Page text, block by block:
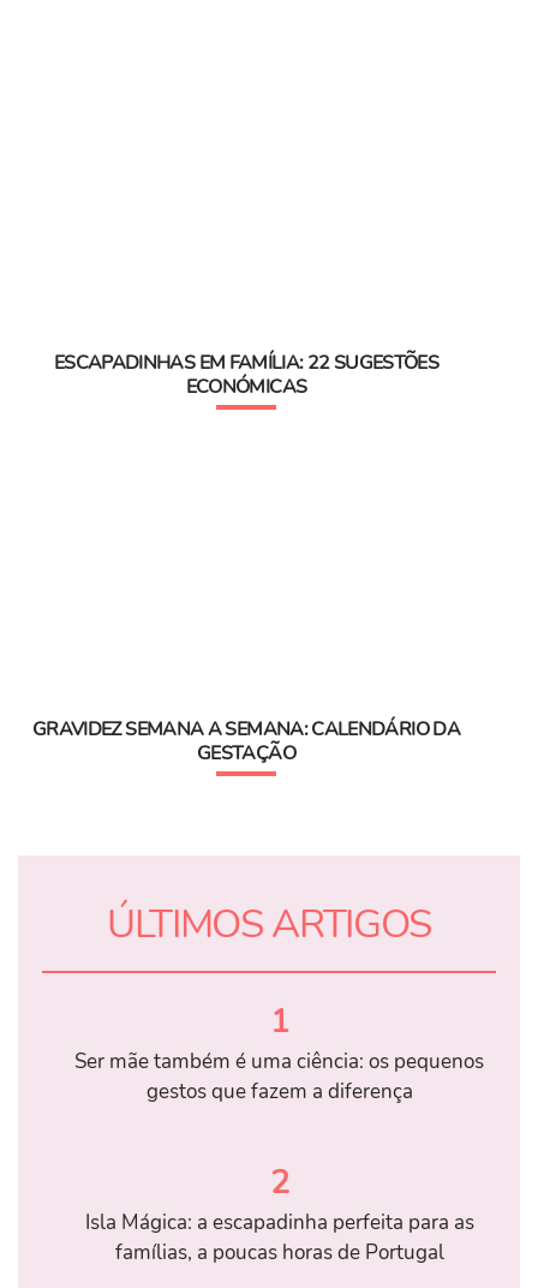
ESCAPADINHAS EM FAMÍLIA: 22 SUGESTÕES
ECONÓMICAS
GRAVIDEZ SEMANA A SEMANA: CALENDÁRIO DA
GESTAÇÃO
ÚLTIMOS ARTIGOS
1
Ser mãe também é uma ciência: os pequenos
gestos que fazem a diferença
2
Isla Mágica: a escapadinha perfeita para as
famílias, a poucas horas de Portugal